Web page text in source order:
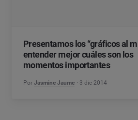
Presentamos los “gráficos al
entender mejor cuáles son los
momentos importantes
Por Jasmine Jaume 3 dic 2014